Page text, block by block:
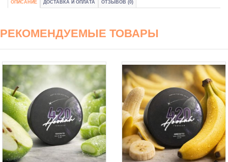
ОПИСАНИЕ ДОСТАВКА И ОПЛАТА ОТЗЫВОВ (0)
РЕКОМЕНДУЕМЫЕ ТОВАРЫ